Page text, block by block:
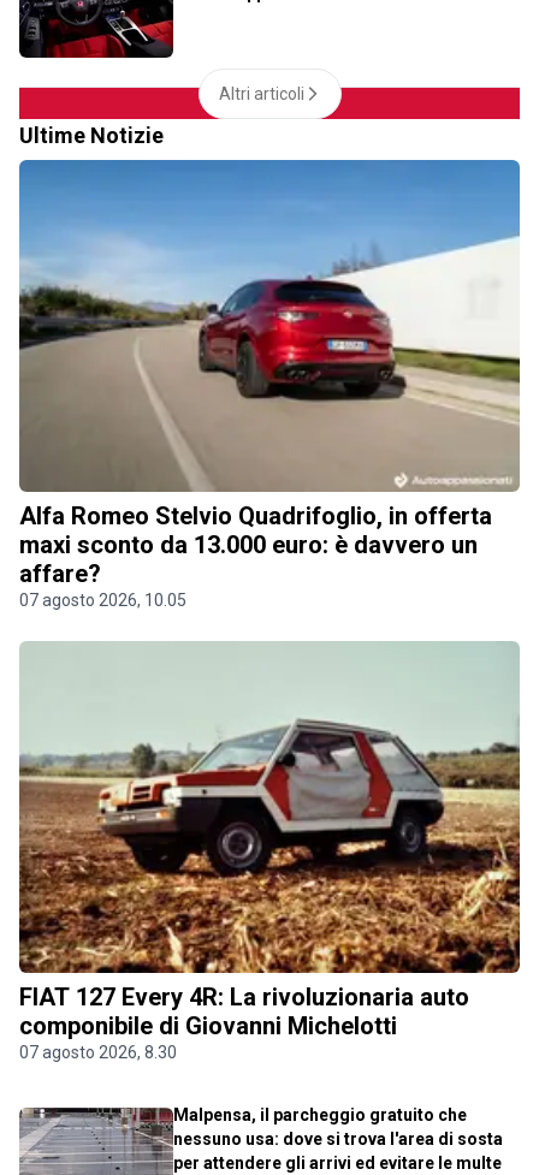
Altri articoli
Ultime Notizie
Alfa Romeo Stelvio Quadrifoglio, in offerta
maxi sconto da 13.000 euro: è davvero un
affare?
07 agosto 2026, 10.05
FIAT 127 Every 4R: La rivoluzionaria auto
componibile di Giovanni Michelotti
07 agosto 2026, 8.30
Malpensa, il parcheggio gratuito che
nessuno usa: dove si trova l'area di sosta
per attendere gli arrivi ed evitare le multe